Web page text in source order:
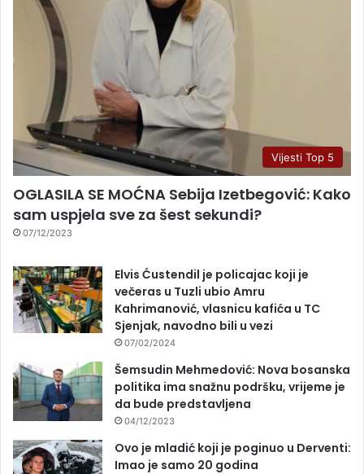
Vijesti Top 5
OGLASILA SE MOĆNA Sebija Izetbegović: Kako
sam uspjela sve za šest sekundi?
07/12/2023
Elvis Ćustendil je policajac koji je
večeras u Tuzli ubio Amru
Kahrimanović, vlasnicu kafića u TC
Sjenjak, navodno bili u vezi
07/02/2024
Šemsudin Mehmedović: Nova bosanska
politika ima snažnu podršku, vrijeme je
da bude predstavljena
04/12/2023
Ovo je mladić koji je poginuo u Derventi:
Imao je samo 20 godina